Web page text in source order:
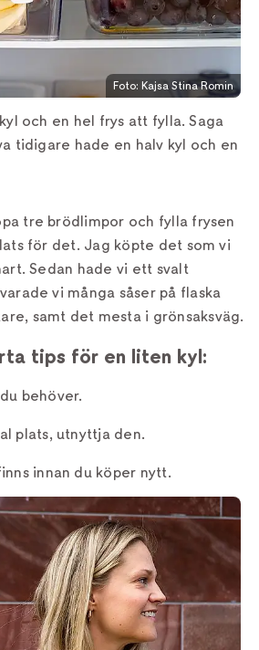
Foto: Kajsa Stina Romin
och en hel frys att fylla. Saga
tidigare hade en halv kyl och en
tre brödlimpor och fylla frysen
för det. Jag köpte det som vi
Sedan hade vi ett svalt
vi många såser på flaska
samt det mesta i grönsaksväg.
tips för en liten kyl:
behöver.
plats, utnyttja den.
innan du köper nytt.